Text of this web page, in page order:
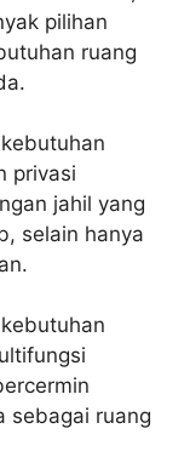
pilihan
ruang
privasi
jahil yang
selain hanya
sebagai ruang